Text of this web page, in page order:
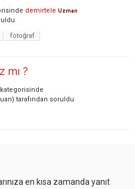
demirtele Uzman
fotoğraf
mı ?
kategorisinde
tarafından soruldu
en kısa zamanda yanıt